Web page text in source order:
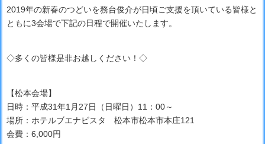
2019年の新春のつどいを務台俊介が日頃ご支援を頂いている皆様と
ともに3会場で下記の日程で開催いたします。
◇多くの皆様是非お越しください！◇
【松本会場】
日時：平成31年1月27日（日曜日）11：00～
場所：ホテルブエナビスタ 松本市松本市本庄121
会費：6,000円